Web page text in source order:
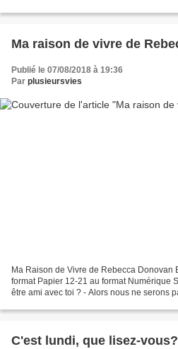
Ma raison de vivre de
Publié le 07/08/2018 à 19:36
Par plusieursvies
Ma Raison de Vivre de Rebecca Donovan
format Papier 12-21 au format Numérique
être ami avec toi ? - Alors nous ne serons
C'est lundi, que lisez-